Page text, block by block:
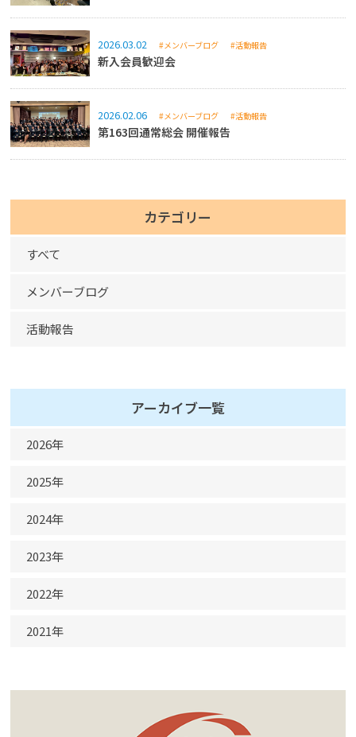
2026.03.02 #メンバーブログ #活動報告
新入会員歓迎会
2026.02.06 #メンバーブログ #活動報告
第163回通常総会 開催報告
カテゴリー
すべて
メンバーブログ
活動報告
アーカイブ一覧
2026年
5月
3月
2月
2025年
11月
9月
8月
6月
2024年
12月
10月
8月
5月
2023年
10月
8月
2022年
12月
2021年